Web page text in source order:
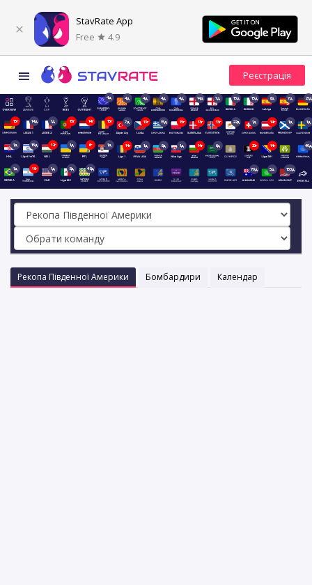
StavRate App
Free
4.9
4д 4д 4д 4д 4д 14д 7д 15д 15д 8д 7д 21д
15г 14д 1д 15г 14г 15г 7д 13г 15д 15г 13г 13г 22д 1д 14г 1д 1д
1д 15д 12г 1д 6г 1д 14г 1д 8д 1д 14г 6д 20г 14г 40д
1д 19г 1д 8д 48д 70д 5д 153д
Рекопа Південної Америки Бомбардири Календар